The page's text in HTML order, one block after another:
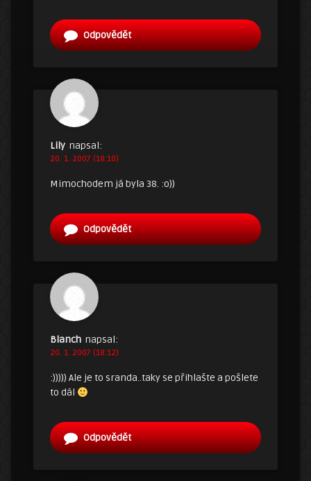
Odpovědět
Lily napsal:
20. 1. 2007 (18:10)
Mimochodem já byla 38. :o))
Odpovědět
Blanch napsal:
20. 1. 2007 (18:12)
:))))) Ale je to sranda..taky se přihlašte a pošlete
to dál
Odpovědět